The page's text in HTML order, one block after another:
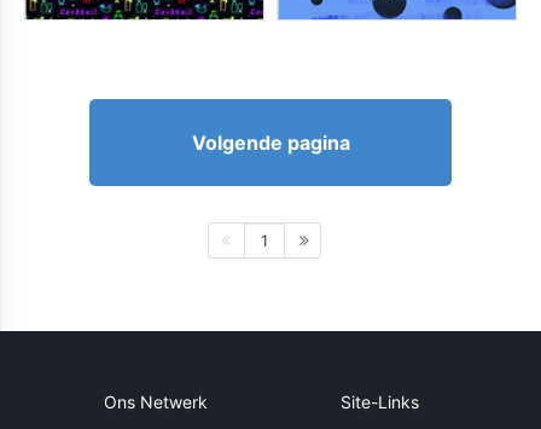
Volgende pagina
1
Ons Netwerk Site-Links